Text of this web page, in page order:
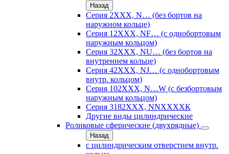
Назад
Серия 2ХХХ, N… (без бортов на
наружном кольце)
Серия 12ХХХ, NF… (с однобортовым
наружным кольцом)
Серия 32ХХХ, NU… (без бортов на
внутреннем кольце)
Серия 42ХХХ, NJ… (с однобортовым
внутр. кольцом)
Серия 102ХХХ, N…W (с безбортовым
наружным кольцом)
Серия 3182ХХХ, NNХХХХК
Другие виды цилиндрические
Роликовые сферические (двухрядные)
Назад
с цилиндрическим отверстием внутр.